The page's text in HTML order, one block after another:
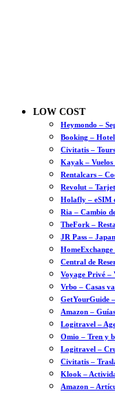
LOW COST
Heymondo –
Booking –
Civitatis –
Kayak – Vuelos
Rentalcars –
Revolut –
Holafly – eSIM
Ria – Cambio
TheFork –
JR Pass –
Central de
Voyage Privé –
Vrbo – Casas
GetYourGuide
Amazon –
Logitravel –
Omio – Tren y
Logitravel –
Civitatis –
Klook –
Amazon –